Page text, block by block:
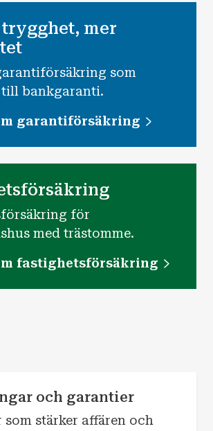
trygghet, mer
som
bankgaranti.
garantiförsäkring
för
med trästomme.
fastighetsförsäkring
och garantier
som stärker affären och